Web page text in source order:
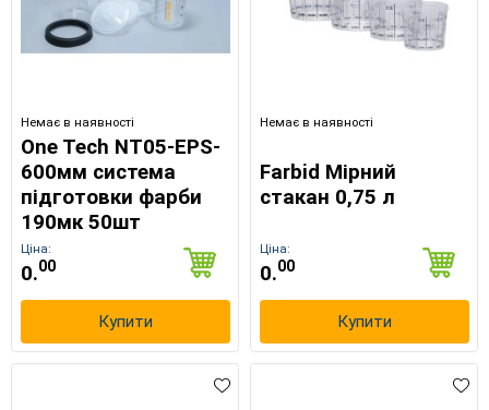
Оберіть мову магазину
Немає в наявності
One Tech NT05-EPS-
600мм система
підготовки фарби
190мк 50шт
Ціна:
0.00
Купити
Немає в наявності
Farbid Мірний
стакан 0,75 л
Ціна:
0.00
Купити